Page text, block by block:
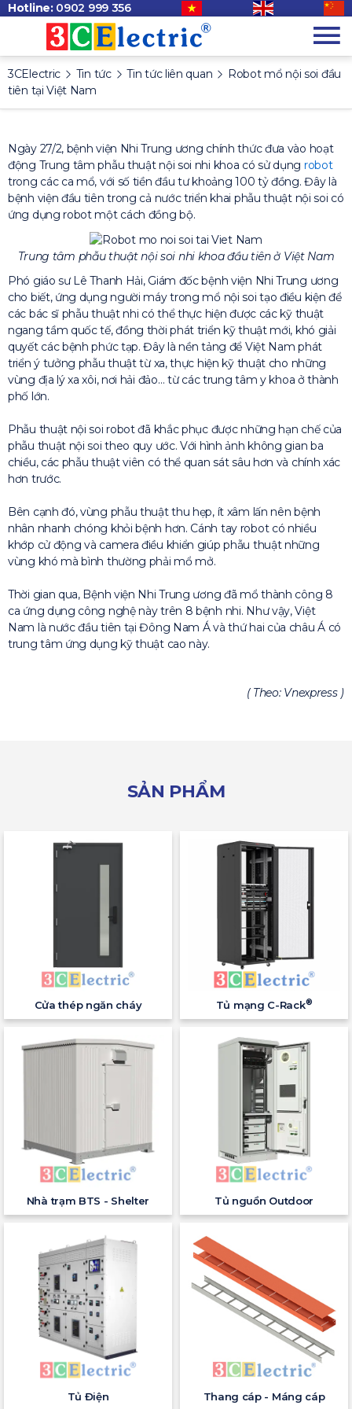
Hotline: 0902 999 356
3CElectric Tin tức Tin tức liên quan
Robot mổ nội soi đầu
tiên tại Việt Nam
Ngày 27/2, bệnh viện Nhi Trung ương chính thức đưa vào hoạt
động Trung tâm phẫu thuật nội soi nhi khoa có sử dụng robot
trong các ca mổ, với số tiền đầu tư khoảng 100 tỷ đồng. Đây là
bệnh viện đầu tiên trong cả nước triển khai phẫu thuật nội soi có
ứng dụng robot một cách đồng bộ.
Trung tâm phẫu thuật nội soi nhi khoa đầu tiên ở Việt Nam
Phó giáo sư Lê Thanh Hải, Giám đốc bệnh viện Nhi Trung ương
cho biết, ứng dụng người máy trong mổ nội soi tạo điều kiện để
các bác sĩ phẫu thuật nhi có thể thực hiện được các kỹ thuật
ngang tầm quốc tế, đồng thời phát triển kỹ thuật mới, khó giải
quyết các bệnh phức tạp. Đây là nền tảng để Việt Nam phát
triển ý tưởng phẫu thuật từ xa, thực hiện kỹ thuật cho những
vùng địa lý xa xôi, nơi hải đảo… từ các trung tâm y khoa ở thành
phố lớn.
Phẫu thuật nội soi robot đã khắc phục được những hạn chế của
phẫu thuật nội soi theo quy ước. Với hình ảnh không gian ba
chiều, các phẫu thuật viên có thể quan sát sâu hơn và chính xác
hơn trước.
Bên cạnh đó, vùng phẫu thuật thu hẹp, ít xâm lấn nên bệnh
nhân nhanh chóng khỏi bệnh hơn. Cánh tay robot có nhiều
khớp cử động và camera điều khiển giúp phẫu thuật những
vùng khó mà bình thường phải mổ mở.
Thời gian qua, Bệnh viện Nhi Trung ương đã mổ thành công 8
ca ứng dụng công nghệ này trên 8 bệnh nhi. Như vậy, Việt
Nam là nước đầu tiên tại Đông Nam Á và thứ hai của châu Á có
trung tâm ứng dụng kỹ thuật cao này.
( Theo: Vnexpress )
SẢN PHẨM
Cửa thép ngăn cháy Tủ mạng C-Rack®
Nhà trạm BTS - Shelter Tủ nguồn Outdoor
Tủ Điện Thang cáp - Máng cáp